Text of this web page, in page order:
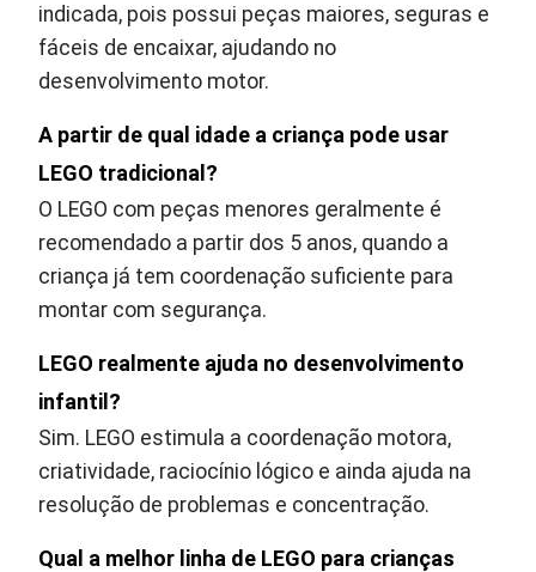
indicada, pois possui peças maiores, seguras e
fáceis de encaixar, ajudando no
desenvolvimento motor.
A partir de qual idade a criança pode usar
LEGO tradicional?
O LEGO com peças menores geralmente é
recomendado a partir dos 5 anos, quando a
criança já tem coordenação suficiente para
montar com segurança.
LEGO realmente ajuda no desenvolvimento
infantil?
Sim. LEGO estimula a coordenação motora,
criatividade, raciocínio lógico e ainda ajuda na
resolução de problemas e concentração.
Qual a melhor linha de LEGO para crianças